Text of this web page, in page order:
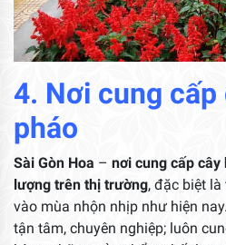
4. Nơi cung cấp
pháo
Sài Gòn Hoa – nơi cung cấp cây
lượng trên thị trường, đặc biệt
vào mùa nhộn nhịp như hiện
tận tâm, chuyên nghiệp; luôn